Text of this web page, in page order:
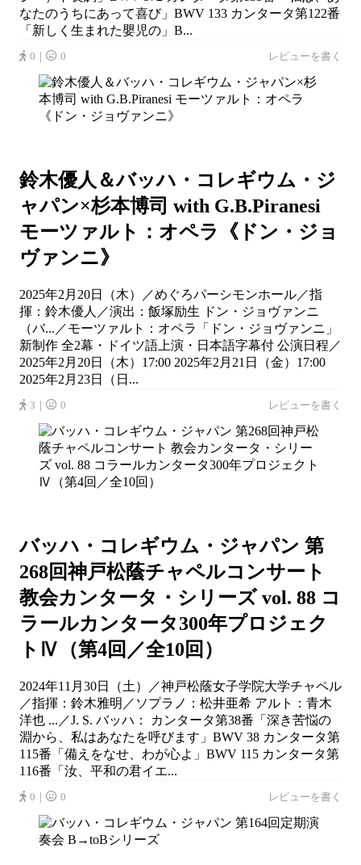
なたのうちにあって喜び」BWV 133 カンタータ第122番
「新しく生まれた嬰児の」B...
0｜ 0 レビューを書く
鈴木優人＆バッハ・コレギウム・ジ
ャパン×杉本博司 with G.B.Piranesi
モーツァルト：オペラ《ドン・ジョ
ヴァンニ》
2025年2月20日（木）／めぐろパーシモンホール／指
揮：鈴木優人／演出：飯塚励生 ドン・ジョヴァンニ
（バ...／モーツァルト：オペラ「ドン・ジョヴァンニ」
新制作 全2幕・ドイツ語上演・日本語字幕付 公演日程／
2025年2月20日（木）17:00 2025年2月21日（金）17:00
2025年2月23日（日...
3｜ 0 レビューを書く
バッハ・コレギウム・ジャパン 第
268回神戸松蔭チャペルコンサート
教会カンタータ・シリーズ vol. 88 コ
ラールカンタータ300年プロジェク
トⅣ（第4回／全10回）
2024年11月30日（土）／神戸松蔭女子学院大学チャペル
／指揮：鈴木雅明／ソプラノ：松井亜希 アルト：青木
洋也 ...／J. S. バッハ： カンタータ第38番「深き苦悩の
淵から、私はあなたを呼びます」BWV 38 カンタータ第
115番「備えをなせ、わが心よ」BWV 115 カンタータ第
116番「汝、平和の君イエ...
0｜ 0 レビューを書く